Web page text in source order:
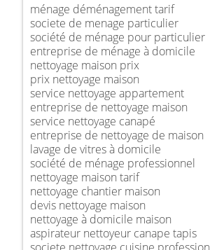
ménage déménagement tarif
societe de menage particulier
société de ménage pour particulier
entreprise de ménage à domicile
nettoyage maison prix
prix nettoyage maison
service nettoyage appartement
entreprise de nettoyage maison
service nettoyage canapé
entreprise de nettoyage de maison
lavage de vitres à domicile
société de ménage professionnel
nettoyage maison tarif
nettoyage chantier maison
devis nettoyage maison
nettoyage à domicile maison
aspirateur nettoyeur canape tapis
societe nettoyage cuisine